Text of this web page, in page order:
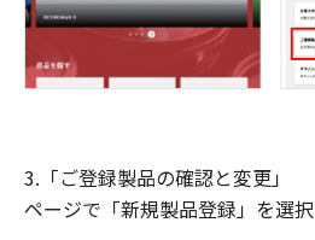
3.「ご登録製品の確認と変更」
ページで「新規製品登録」を選択